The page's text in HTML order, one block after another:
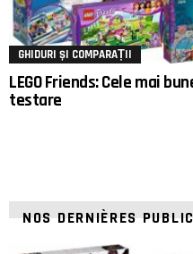
GHIDURI ȘI COMPARAȚII
LEGO Friends: Cele mai
testare
NOS DERNIÈRES